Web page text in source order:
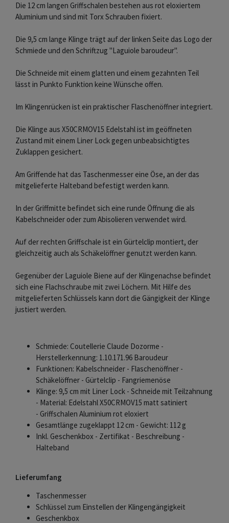
Die 12 cm langen Griffschalen bestehen aus rot eloxiertem
Aluminium und sind mit Torx Schrauben fixiert.
Die 9,5 cm lange Klinge trägt auf der linken Seite das Logo der
Schmiede und den Schriftzug "Laguiole baroudeur".
Die Schneide mit einem glatten und einem gezahnten Teil
lässt in Punkto Funktion keine Wünsche offen.
Im Klingenrücken ist ein praktischer Flaschenöffner integriert.
Die Klinge aus X50CRMOV15 Edelstahl ist im geöffneten
Zustand mit einem Liner Lock gegen unbeabsichtigtes
Zuklappen gesichert.
Am Griffende hat das Taschenmesser eine Öse, an der das
mitgelieferte Halteband befestigt werden kann.
In der Griffmitte befindet sich eine runde Öffnung die als
Kabelschneider oder zum Abisolieren verwendet wird.
Auf der rechten Griffschale ist ein Gürtelclip montiert, der
gleichzeitig auch als Schäkelöffner genutzt werden kann.
Gegenüber der Laguiole Biene auf der Klingenachse befindet
sich eine Flachschraube mit zwei Löchern. Mit Hilfe des
mitgelieferten Schlüssels kann dort die Gängigkeit der Klinge
justiert werden.
Schmiede: Coutellerie Claude Dozorme -
Herstellerkennung: 1.10.171.96 Baroudeur
Funktionen: Kabelschneider - Flaschenöffner -
Schäkelöffner - Gürtelclip - Fangriemenöse
Klinge: 9,5 cm mit Liner Lock - Schneide mit Teilzahnung
- Material: Edelstahl X50CRMOV15 matt satiniert
- Griffschalen Aluminium rot eloxiert
Gesamtlänge zugeklappt 12 cm - Gewicht: 112 g
Inkl. Geschenkbox - Zertifikat - Beschreibung -
Halteband
Lieferumfang
Taschenmesser
Schlüssel zum Einstellen der Klingengängigkeit
Geschenkbox